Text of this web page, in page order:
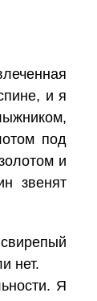
и я
под
и
звенят
нет.
Я